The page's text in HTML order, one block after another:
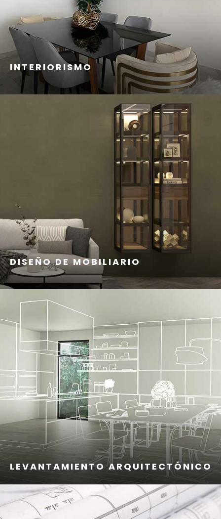
INTERIORISMO
DISEÑO DE MOBILIARIO
LEVANTAMIENTO ARQUITECTÓNICO